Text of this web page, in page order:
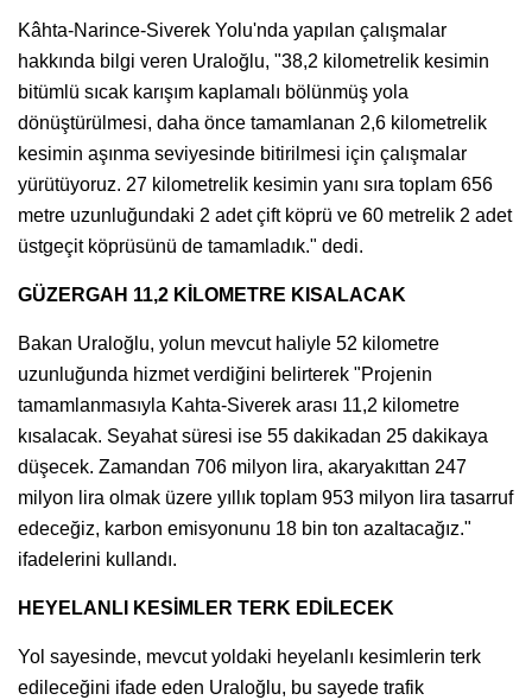
Kâhta-Narince-Siverek Yolu'nda yapılan çalışmalar
hakkında bilgi veren Uraloğlu, "38,2 kilometrelik kesimin
bitümlü sıcak karışım kaplamalı bölünmüş yola
dönüştürülmesi, daha önce tamamlanan 2,6 kilometrelik
kesimin aşınma seviyesinde bitirilmesi için çalışmalar
yürütüyoruz. 27 kilometrelik kesimin yanı sıra toplam 656
metre uzunluğundaki 2 adet çift köprü ve 60 metrelik 2 adet
üstgeçit köprüsünü de tamamladık." dedi.
GÜZERGAH 11,2 KİLOMETRE KISALACAK
Bakan Uraloğlu, yolun mevcut haliyle 52 kilometre
uzunluğunda hizmet verdiğini belirterek "Projenin
tamamlanmasıyla Kahta-Siverek arası 11,2 kilometre
kısalacak. Seyahat süresi ise 55 dakikadan 25 dakikaya
düşecek. Zamandan 706 milyon lira, akaryakıttan 247
milyon lira olmak üzere yıllık toplam 953 milyon lira tasarruf
edeceğiz, karbon emisyonunu 18 bin ton azaltacağız."
ifadelerini kullandı.
HEYELANLI KESİMLER TERK EDİLECEK
Yol sayesinde, mevcut yoldaki heyelanlı kesimlerin terk
edileceğini ifade eden Uraloğlu, bu sayede trafik